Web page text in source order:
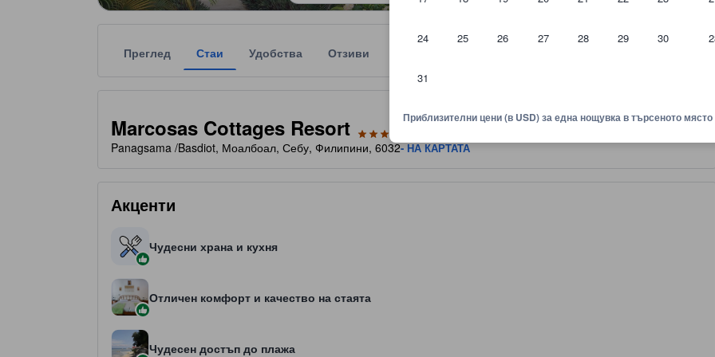
24 25 26 27 28 29 30
31
Приблизителни цени (в USD) за една нощувка в търсеното място
Преглед Стаи Удобства Отзиви
Marcosas Cottages Resort
Panagsama /Basdiot, Моалбоал, Себу, Филипини, 6032- НА КАРТАТА
Акценти
Чудесни храна и кухня
Отличен комфорт и качество на стаята
Чудесен достъп до плажа